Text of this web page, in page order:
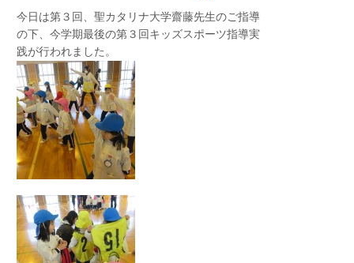
表現遊び
『バスにのって』
今日は第３回、聖カタリナ大学齋藤先生のご指導
の下、今学期最後の第３回キッズスポーツ指導実
践が行われました。